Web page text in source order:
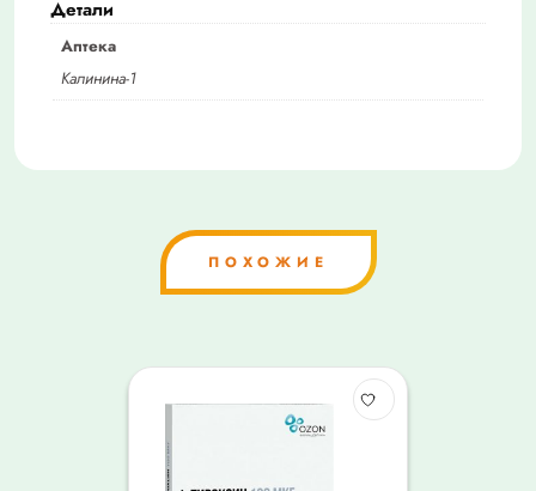
Детали
Аптека
Калинина-1
ПОХОЖИЕ